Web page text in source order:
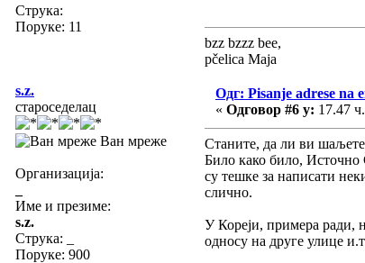
Струка:
Поруке: 11
bzz bzzz bee,
pčelica Maja
s.z.
староседелац
Ван мреже
Организација:
Име и презиме:
s.z.
Струка:
Поруке: 900
Одг: Pisanje adrese na
« Одговор #6 у: 17.47
Станите, да ли ви
Било како било,
су тешке за написати
слично.
У Кореји, примера ради,
односу на друге улице